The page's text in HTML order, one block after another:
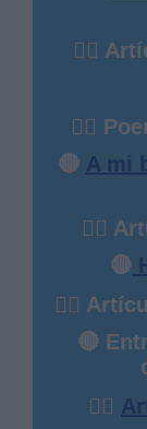
✍🏻
✍🏻
🔴 A mi
✍🏻
🔴
✍🏻
🔴
✍🏻